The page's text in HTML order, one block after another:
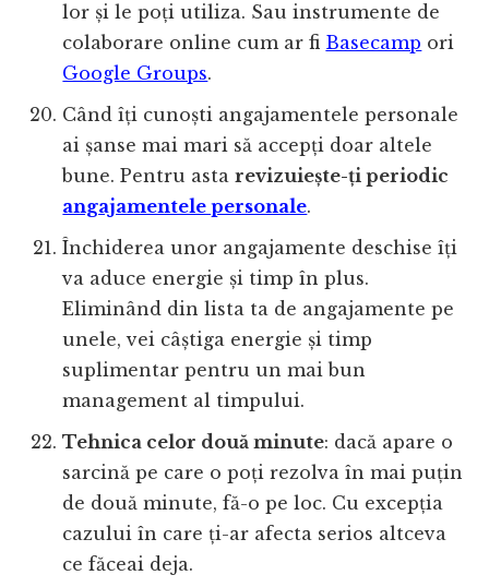
lor și le poți utiliza. Sau instrumente de
colaborare online cum ar fi Basecamp ori
Google Groups.
Când îți cunoști angajamentele personale
ai șanse mai mari să accepți doar altele
bune. Pentru astarevizuiește-ți periodic
angajamentele personale.
Închiderea unor angajamente deschise îți
va aduce energie și timp în plus.
Eliminând din lista ta de angajamente pe
unele, vei câștiga energie și timp
suplimentar pentru un mai bun
management al timpului.
Tehnica celor două minute: dacă apare o
sarcină pe care o poți rezolva în mai puțin
de două minute, fă-o pe loc. Cu excepția
cazului în care ți-ar afecta serios altceva
ce făceai deja.